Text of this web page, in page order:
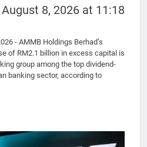
8, 2026 at 11:18
- AMMB Holdings Berhad’s
of RM2.1 billion in excess capital is
group among the top dividend-
banking sector, according to